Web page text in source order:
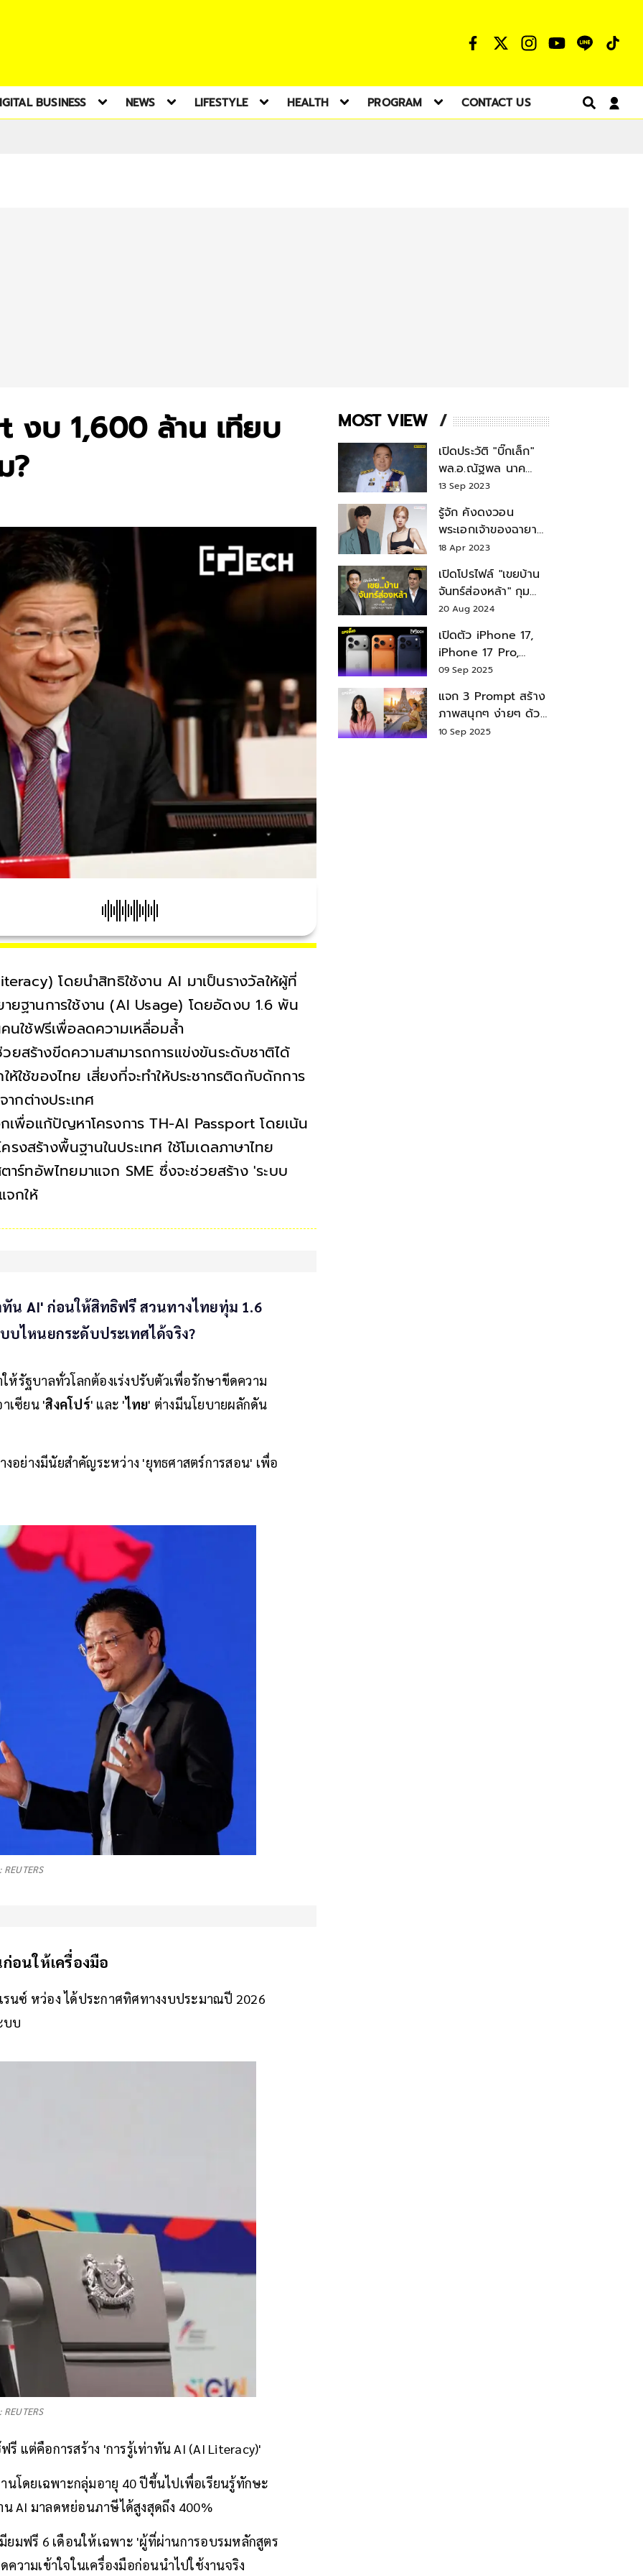
BUSINESS NEWS LIFESTYLE HEALTH PROGRAM CONTACT US
งบ 1,600 ล้าน เทียบ
?
โดยนำสิทธิใช้งาน AI มาเป็นรางวัลให้ผู้ที่
ยฐานการใช้งาน (AI Usage) โดยอัดงบ 1.6 พัน
นใช้ฟรีเพื่อลดความเหลื่อมล้ำ
สร้างขีดความสามารถการแข่งขันระดับชาติได้
ใช้ของไทย เสี่ยงที่จะทำให้ประชากรติดกับดักการ
กต่างประเทศ
เพื่อแก้ปัญหาโครงการ TH-AI Passport โดยเน้น
งสร้างพื้นฐานในประเทศ ใช้โมเดลภาษาไทย
าร์ทอัพไทยมาแจก SME ซึ่งจะช่วยสร้าง 'ระบบ
ให้ใช้งานแล้วจบไป
น AI' ก่อนให้สิทธิฟรี สวนทางไทยทุ่ม 1.6
บไหนยกระดับประเทศได้จริง?
ห้รัฐบาลทั่วโลกต้องเร่งปรับตัวเพื่อรักษาขีดความ
เซียน 'สิงคโปร์' และ 'ไทย' ต่างมีนโยบายผลักดัน
อย่างมีนัยสำคัญระหว่าง 'ยุทธศาสตร์การสอน' เพื่อ
REUTERS
อนให้เครื่องมือ
รนซ์ หว่อง ได้ประกาศทิศทางงบประมาณปี 2026
บบ
REUTERS
แต่คือการสร้าง 'การรู้เท่าทัน AI (AI Literacy)'
โดยเฉพาะกลุ่มอายุ 40 ปีขึ้นไปเพื่อเรียนรู้ทักษะ
AI มาลดหย่อนภาษีได้สูงสุดถึง 400%
ยมฟรี 6 เดือนให้เฉพาะ 'ผู้ที่ผ่านการอบรมหลักสูตร
วามเข้าใจในเครื่องมือก่อนนำไปใช้งานจริง
MOST VIEW
เปิดประวัติ "บิ๊กเล็ก"
พล.อ.ณัฐพล นาค
พาณิชย์ จากเลขาฯ
สมช.-เลขาฯ
รมว.กลาโหม
13 Sep 2023
รู้จัก คังดงวอน
พระเอกเจ้าของฉายา
สมบัติแห่งชาติ หลังมี
18 Apr 2023
เปิดโปรไฟล์ "เขยบ้าน
จันทร์ส่องหล้า" กุม
บังเหียนธุรกิจตระกูล
"ชินวัตร"
20 Aug 2024
เปิดตัว iPhone 17,
iPhone 17 Pro,
iPhone 17 Air สเปค
09 Sep 2025
แจก 3 Prompt สร้าง
ภาพสนุกๆ ง่ายๆ ด้วย
Nano Banana ใน
10 Sep 2025